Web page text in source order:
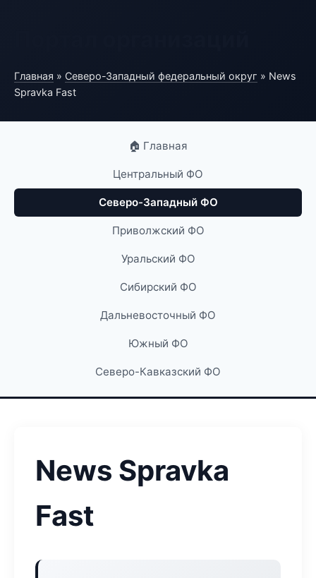
Главная » Северо-Западный федеральный округ » News
Spravka Fast
🏠 Главная
Центральный ФО
Северо-Западный ФО
Приволжский ФО
Уральский ФО
Сибирский ФО
Дальневосточный ФО
Южный ФО
Северо-Кавказский ФО
News Spravka
Fast